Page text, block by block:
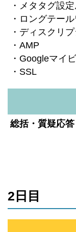
・メタタグ設
・ロングテー
・ディスクリ
・AMP
・Googleマイ
・SSL
総括・質疑応答
2日目